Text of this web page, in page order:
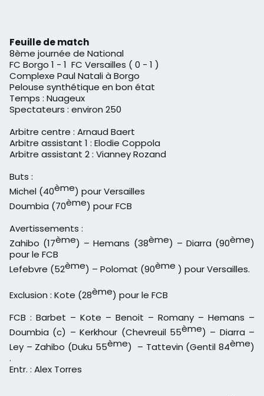
Feuille de match
8ème journée de National
FC Borgo 1 - 1 FC Versailles ( 0 - 1 )
Complexe Paul Natali à Borgo
Pelouse synthétique en bon état
Temps : Nuageux
Spectateurs : environ 250
Arbitre centre : Arnaud Baert
Arbitre assistant 1 : Elodie Coppola
Arbitre assistant 2 : Vianney Rozand
Buts :
Michel (40ème) pour Versailles
Doumbia (70ème) pour FCB
Avertissements :
Zahibo (17ème) – Hemans (38ème) – Diarra (90ème)
pour le FCB
Lefebvre (52ème) – Polomat (90ème ) pour Versailles.
Exclusion : Kote (28ème) pour le FCB
FCB : Barbet – Kote – Benoit – Romany – Hemans –
Doumbia (c) – Kerkhour (Chevreuil 55ème) – Diarra –
Ley – Zahibo (Duku 55ème) – Tattevin (Gentil 84ème)
.
Entr. : Alex Torres